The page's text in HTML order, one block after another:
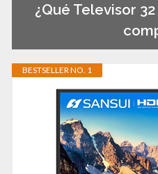
¿Qué Televisor
BESTSELLER NO. 1